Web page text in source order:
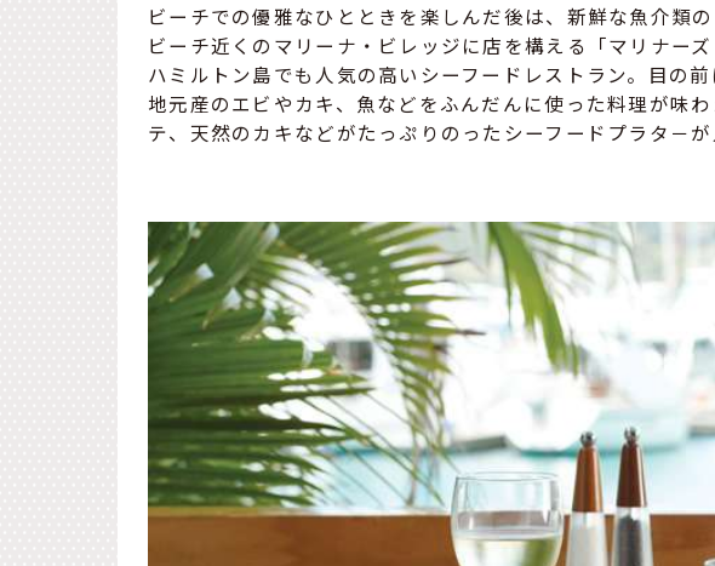
ビーチでの優雅なひとときを楽しんだ後は、新鮮な魚介類
ビーチ近くのマリーナ・ビレッジに店を構える「マリナー
ハミルトン島でも人気の高いシーフードレストラン。目の
地元産のエビやカキ、魚などをふんだんに使った料理が味
テ、天然のカキなどがたっぷりのったシーフードプラタ－